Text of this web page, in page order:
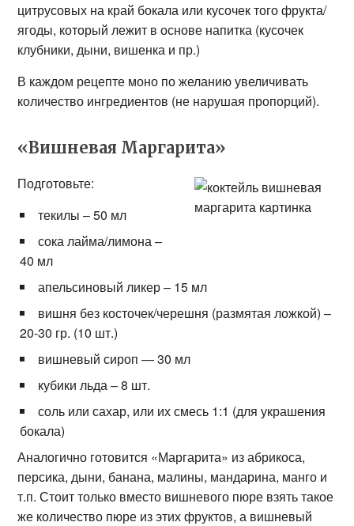
цитрусовых на край бокала или кусочек того фрукта/
ягоды, который лежит в основе напитка (кусочек
клубники, дыни, вишенка и пр.)
В каждом рецепте моно по желанию увеличивать
количество ингредиентов (не нарушая пропорций).
«Вишневая Маргарита»
Подготовьте:
текилы – 50 мл
сока лайма/лимона –
40 мл
апельсиновый ликер – 15 мл
вишня без косточек/черешня (размятая ложкой) –
20-30 гр. (10 шт.)
вишневый сироп — 30 мл
кубики льда – 8 шт.
соль или сахар, или их смесь 1:1 (для украшения
бокала)
Аналогично готовится «Маргарита» из абрикоса,
персика, дыни, банана, малины, мандарина, манго и
т.п. Стоит только вместо вишневого пюре взять такое
же количество пюре из этих фруктов, а вишневый